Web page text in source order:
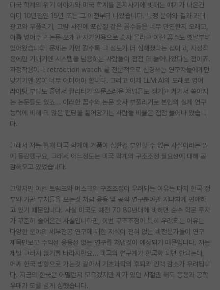
미국 학계의 위기 이야기와 미국 학계를 폰지사기에 빗대는 얘기가 나온건
이미 10년전인 15년 또는 그 이전부터 나왔습니다. 특정 분야와 결과 과대
광고와 부풀리기, 그림 사진에 포샵질 같은 꼼수들은 너무 만연한지 오래고,
이름 넣어주고 논문 쪼개고 자가인용으로 숫자 올리고 이런 꼼수도 옛날부터
있어왔습니다. 문제는 가면 갈수록 그 정도가 더 심해졌다는 점이고, 자정작
용에만 기대기엔 시스템을 남용하는 사람들이 점점 더 늘어나왔다는 점이죠.
자정작용이나 retraction watch 를 전문적으로 신경쓰는 연구자들에게만
맞기기엔 양이 너무 어미어마 합니다. 그리고 이제 LLM AI의 도래로 영어
라이팅 부담도 줄면서 퀄리티가 의문스러운 저널들도 생기고 거기서 쏟아지
는 논문들도 있죠... 이러한 꼼수와 논문 숫자 부풀리기로 본인의 실제 연구
능력에 비해 더 많은 펀딩을 끌어당기는 사람들 비율은 점점 늘어나 왔습니
다.
그래서 저는 현재 미국 학계에 거품이 심한건 부인할 수 없는 사실이라는 말
에 동감했구요, 그래서 어느정도는 미국 학계의 구조조정 필요성에 대해 공
감해오고 있었습니다.
그렇지만 이번 트럼프와 머스크의 구조조정이 우려되는 이유는 마치 한국 정
부와 기관 부처들을 보는것 처럼 응용 및 공학 연구분야만 지나치게 편애하
고 있기 때문입니다. 사실 미국도 예전 70 80년대에 비하면 순수 학문 투자
가 꾸준히 줄어온건 사실입니다만, 이번 구조조정이 특히 우려되는 이유는
다양한 분야의 세부전공 연구에 대한 지식이 전혀 없는 비전문가들이 연구
제목만보고 수익성 응용성 없는 연구를 쳐낼것이 예상되기 때문입니다. 저는
제발 그러지 않기를 바라지만요... 미국의 연구계가 한국화 되면 안되는데,
어째 한국 방향으로 가는것 같아서 기초과학의 후퇴와 인력 감소가 우려됩니
다. 지금의 한국은 어떨런지 모르겠지만 제가 있던 시절만 해도 응용과 공학
우대가 도를 넘게 심했습니다.